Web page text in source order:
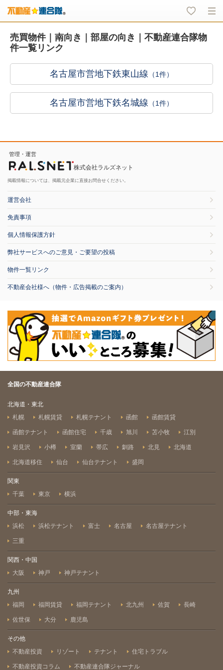
売買物件｜南向き｜部屋の向き｜不動産連合隊物
件一覧リンク
名古屋市営地下鉄東山線 （1件）
名古屋市営地下鉄名城線 （1件）
管理・運営
株式会社ラルズネット
掲載情報については、掲載元企業に直接お問合せください。
運営会社
免責事項
個人情報保護方針
弊社サービスへのご意見・ご要望の投稿
物件一覧リンク
不動産会社様へ（物件・広告掲載のご案内）
全国の不動産連合隊
北海道・東北
札幌
札幌賃貸 札幌テナント 函館 函館賃貸
函館テナント 函館住宅 千歳 旭川 苫小牧 江別
岩見沢 小樽 室蘭 帯広 釧路 北見 北海道
北海道移住 仙台 仙台テナント 盛岡
関東
千葉
東京 横浜
中部・東海
浜松
浜松テナント 富士 名古屋 名古屋テナント
三重
関西・中国
大阪
神戸 神戸テナント
九州
福岡
福岡賃貸 福岡テナント 北九州 佐賀 長崎
佐世保 大分 鹿児島
その他
不動産投資
リゾート テナント 住宅トラブル
不動産投資コラム 不動産連合隊ジャーナル